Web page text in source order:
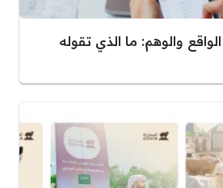
والوهم: ما الذي تقوله